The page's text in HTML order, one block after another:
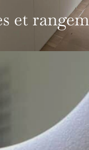
et